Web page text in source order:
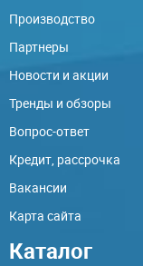
Производство
Партнеры
Новости и акции
Тренды и обзоры
Вопрос-ответ
Кредит, рассрочка
Вакансии
Карта сайта
Каталог